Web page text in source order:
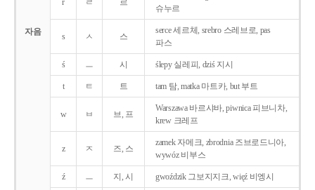
자음
r ㄹ 르
슈누르
s ㅅ 스
serce 세르체, srebro 스레브로, pas
파스
ś ㅡ 시 ślepy 실레피, dziś 지시
t ㅌ 트 tam 탐, matka 마트카, but 부트
w ㅂ 브, 프
Warszawa 바르샤바, piwnica 피브니차,
krew 크레프
z ㅈ 즈, 스
zamek 자메크, zbrodnia 즈브로드니아,
wywóz 비부스
ź ㅡ 지, 시 gwoździk 그보지지크, więź 비엥시